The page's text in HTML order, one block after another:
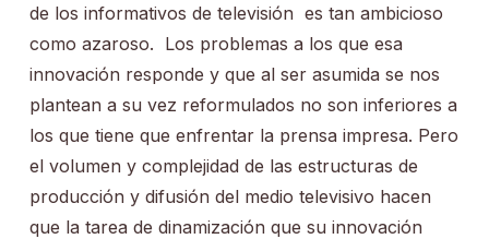
de los informativos de televisión es tan ambicioso
como azaroso. Los problemas a los que esa
innovación responde y que al ser asumida se nos
plantean a su vez reformulados no son inferiores a
los que tiene que enfrentar la prensa impresa. Pero
el volumen y complejidad de las estructuras de
producción y difusión del medio televisivo hacen
que la tarea de dinamización que su innovación